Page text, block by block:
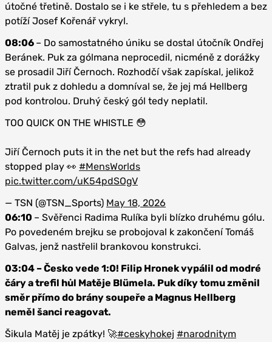
útočné třetině. Dostalo se i ke střele, tu s přehledem a bez
potíží Josef Kořenář vykryl.
08:06 – Do samostatného úniku se dostal útočník Ondřej
Beránek. Puk za gólmana neprocedil, nicméně z dorážky
se prosadil Jiří Černoch. Rozhodčí však zapískal, jelikož
ztratil puk z dohledu a domníval se, že jej má Hellberg
pod kontrolou. Druhý český gól tedy neplatil.
TOO QUICK ON THE WHISTLE 😳
Jiří Černoch puts it in the net but the refs had already
stopped play 👀 #MensWorlds
pic.twitter.com/uK54pdSOgV
— TSN (@TSN_Sports) May 18, 2026
06:10 – Svěřenci Radima Rulíka byli blízko druhému gólu.
Po povedeném brejku se probojoval k zakončení Tomáš
Galvas, jenž nastřelil brankovou konstrukci.
03:04 – Česko vede 1:0! Filip Hronek vypálil od modré
čáry a trefil hůl Matěje Blümela. Puk díky tomu změnil
směr přímo do brány soupeře a Magnus Hellberg
neměl šanci reagovat.
Šikula Matěj je zpátky! 🚀#ceskyhokej #narodnitym